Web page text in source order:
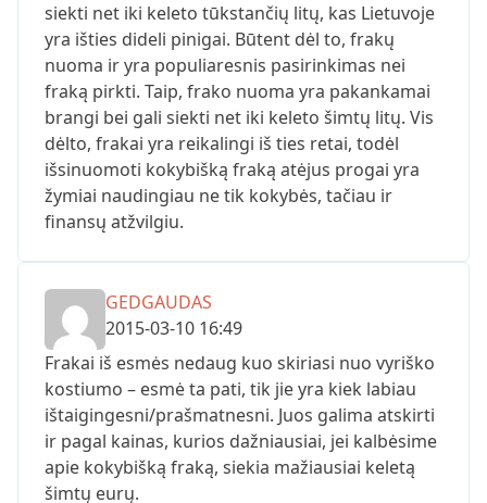
siekti net iki keleto tūkstančių litų, kas Lietuvoje
yra išties dideli pinigai. Būtent dėl to, frakų
nuoma ir yra populiaresnis pasirinkimas nei
fraką pirkti. Taip, frako nuoma yra pakankamai
brangi bei gali siekti net iki keleto šimtų litų. Vis
dėlto, frakai yra reikalingi iš ties retai, todėl
išsinuomoti kokybišką fraką atėjus progai yra
žymiai naudingiau ne tik kokybės, tačiau ir
finansų atžvilgiu.
GEDGAUDAS
2015-03-10 16:49
Frakai iš esmės nedaug kuo skiriasi nuo vyriško
kostiumo – esmė ta pati, tik jie yra kiek labiau
ištaigingesni/prašmatnesni. Juos galima atskirti
ir pagal kainas, kurios dažniausiai, jei kalbėsime
apie kokybišką fraką, siekia mažiausiai keletą
šimtų eurų.